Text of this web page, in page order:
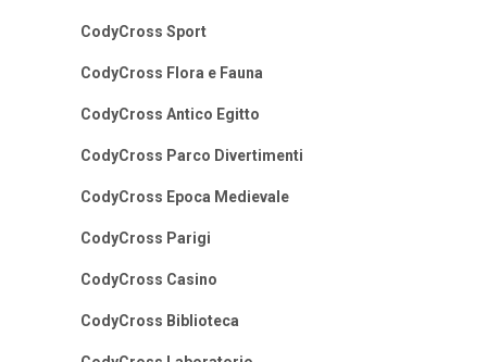
CodyCross Sport
CodyCross Flora e Fauna
CodyCross Antico Egitto
CodyCross Parco Divertimenti
CodyCross Epoca Medievale
CodyCross Parigi
CodyCross Casino
CodyCross Biblioteca